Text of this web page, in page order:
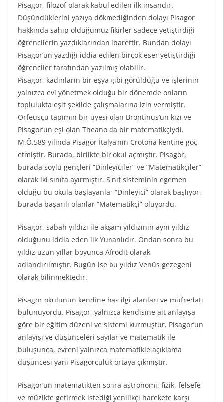
Pisagor, filozof olarak kabul edilen ilk insandır.
Düşündüklerini yazıya dökmediğinden dolayı Pisagor
hakkında sahip olduğumuz fikirler sadece yetiştirdiği
öğrencilerin yazdıklarından ibarettir. Bundan dolayı
Pisagor’un yazdığı iddia edilen birçok eser yetiştirdiği
öğrenciler tarafından yazılmış olabilir.
Pisagor, kadınların bir eşya gibi görüldüğü ve işlerinin
yalnızca evi yönetmek olduğu bir dönemde onların
toplulukta eşit şekilde çalışmalarına izin vermiştir.
Orfeusçu tapımın bir üyesi olan Brontinus’un kızı ve
Pisagor’un eşi olan Theano da bir matematikçiydi.
M.Ö.589 yılında Pisagor İtalya’nın Crotona kentine göç
etmiştir. Burada, birlikte bir okul açmıştır. Pisagor,
burada soylu gençleri “Dinleyiciler” ve “Matematikçiler”
olarak iki sınıfa ayırmıştır. Sınıf sisteminin egemen
olduğu bu okula başlayanlar “Dinleyici” olarak başlıyor,
burada başarılı olanlar “Matematikçi” oluyordu.
Pisagor, sabah yıldızı ile akşam yıldızının aynı yıldız
olduğunu iddia eden ilk Yunanlıdır. Ondan sonra bu
yıldız uzun yıllar boyunca Afrodit olarak
adlandırılmıştır. Bugün ise bu yıldız Venüs gezegeni
olarak bilinmektedir.
Pisagor okulunun kendine has ilgi alanları ve müfredatı
bulunuyordu. Pisagor, yalnızca kendisine ait anlayışa
göre bir eğitim düzeni ve sistemi kurmuştur. Pisagor’un
anlayışı ve düşünceleri sayılar ve matematik ile
buluşunca, evreni yalnızca matematikle açıklama
düşüncesi yani Pisagorculuk ortaya çıkmıştır.
Pisagor’un matematikten sonra astronomi, fizik, felsefe
ve müzikte getirmek istediği yenilikçi harekete karşı